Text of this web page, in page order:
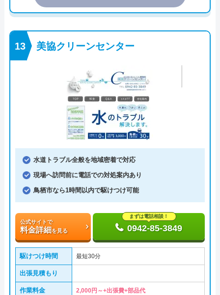
美協クリーンセンター
水道トラブル全般を地域密着で対応
現場へ訪問前に電話での対処案内あり
鳥栖市なら1時間以内で駆けつけ可能
公式サイトで
料金詳細を見る
まずは電話相談！
0942-85-3849
駆けつけ時間 最短30分
出張見積もり
作業料金 2,000円～+出張費+部品代